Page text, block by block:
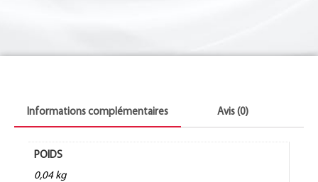
Informations complémentaires Avis (0)
POIDS
0,04 kg